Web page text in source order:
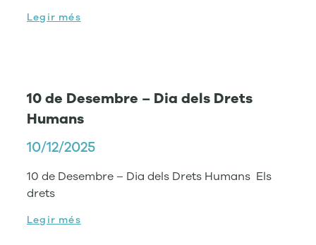
Legir més
10 de Desembre – Dia dels Drets
Humans
10/12/2025
10 de Desembre – Dia dels Drets Humans Els
drets
Legir més